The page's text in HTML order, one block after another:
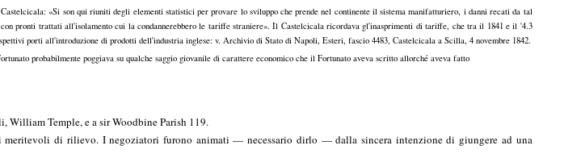
«Si son qui riuniti degli elementi statistici per provare lo sviluppo che prende nel continente il sistema manifatturiero, i danni recati da tal
pronti trattati all'isolamento cui la condannerebbero le tariffe straniere». Il Castelcicala ricordava gl'inasprimenti di tariffe, che tra il 1841 e il '4.3
porti all'introduzione di prodotti dell'industria inglese: v. Archivio di Stato di Napoli, Esteri, fascio 4483, Castelcicala a Scilla, 4 novembre 1842.
probabilmente poggiava su qualche saggio giovanile di carattere economico che il Fortunato aveva scritto allorché aveva fatto
Temple, e a sir Woodbine Parish 119.
di rilievo. I negoziatori furono animati — necessario dirlo — dalla sincera intenzione di giungere ad una